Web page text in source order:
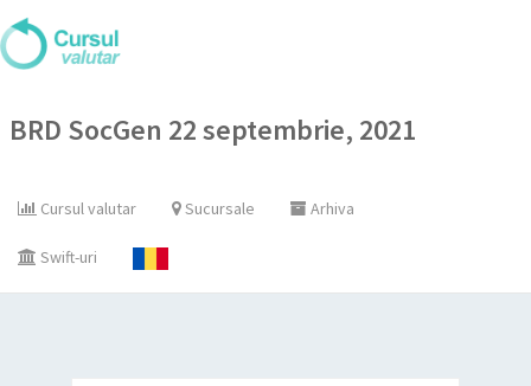
BRD SocGen 22 septembrie, 2021
Cursul valutar Sucursale Arhiva
Swift-uri